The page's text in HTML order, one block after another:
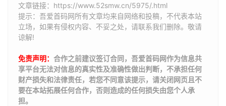
文章链接： https://www.52smw.cn/5975/.html
提示：吾爱首码网所有文章均来自网络和投稿，不代表本站
立场，如果有侵权内容、不妥之处，请联系我们删除。敬请
谅解!
免责声明： 合作之前建议签订合同，吾爱首码网作为信息共
享平台无法对信息的真实性及准确性做出判断，不承担任何
财产损失和法律责任，若您不同意该提示，请关闭网页且不
要在本站拓展任何合作，否则造成的任何损失由您个人承
担。